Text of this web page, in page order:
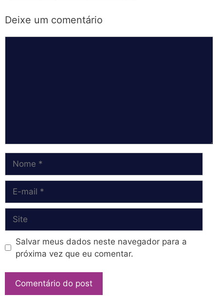
Deixe um comentário
mail
Salvar meus dados neste navegador para a
próxima vez que eu comentar.